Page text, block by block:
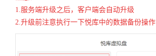
1.服务端升级之后，客户端会自动升级
2.升级前注意执行一下悦库中的数据备份操作